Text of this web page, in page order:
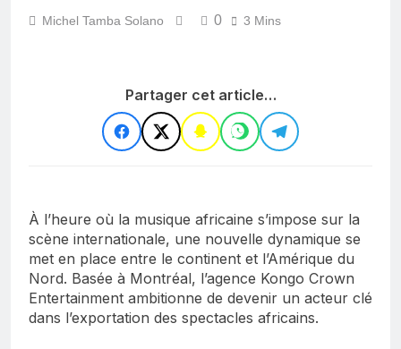
Michel Tamba Solano 0 3 Mins
Partager cet article…
À l’heure où la musique africaine s’impose sur la
scène internationale, une nouvelle dynamique se
met en place entre le continent et l’Amérique du
Nord. Basée à Montréal, l’agence Kongo Crown
Entertainment ambitionne de devenir un acteur clé
dans l’exportation des spectacles africains.